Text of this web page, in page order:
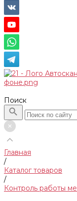
Поиск
Главная
/
Каталог товаров
/
Контроль работы